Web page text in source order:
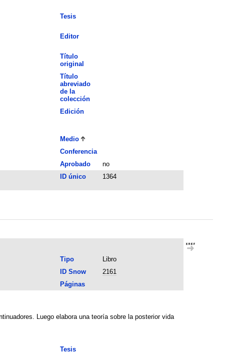
Tesis
Editor
Título
original
Título
abreviado
de la
colección
Edición
Medio
Conferencia
Aprobado
no
ID único 1364
Tipo
Libro
ID Snow
2161
Páginas
Luego elabora una teoría sobre la posterior vida
Tesis